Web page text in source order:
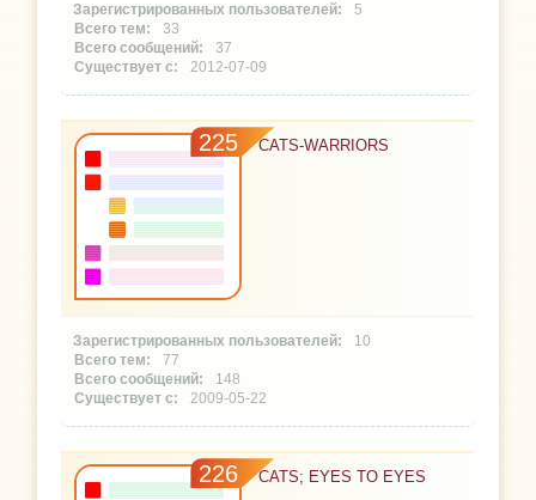
5
33
37
2012-07-09
225 CATS-WARRIORS
10
77
148
2009-05-22
226 CATS; EYES TO EYES